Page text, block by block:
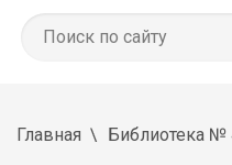
Главная Библиотека №